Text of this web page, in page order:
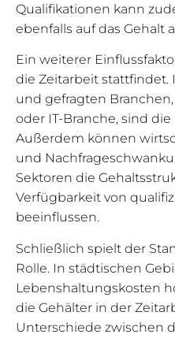
Qualifikationen kann
ebenfalls auf das Gehalt
Ein weiterer
die Zeitarbeit stattfindet.
und gefragten
oder IT-Branche, sind
Außerdem können
und
Sektoren die
Verfügbarkeit von
beeinflussen.
Schließlich spielt der
Rolle. In städtischen
Lebenshaltungskosten
die Gehälter in der
Unterschiede zwischen